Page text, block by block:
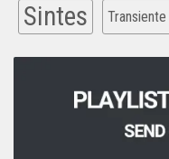
Sintes Transiente